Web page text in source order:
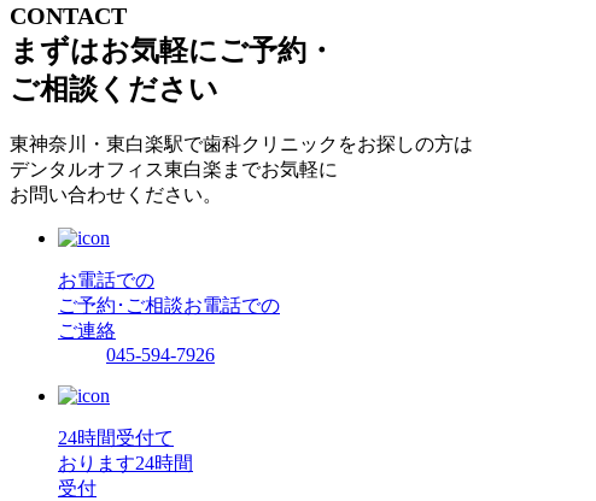
CONTACT
まずはお気軽にご予約・
ご相談ください
東神奈川・東白楽駅で歯科クリニックをお探しの方は
デンタルオフィス東白楽までお気軽に
お問い合わせください。
お電話での
ご予約･ご相談お電話での
ご連絡
045-594-7926
24時間受付て
おります24時間
受付